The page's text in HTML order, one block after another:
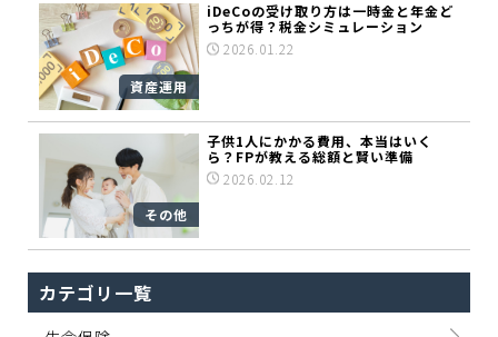
資産運用
iDeCoの受け取り方は一時金と年金ど
っちが得？税金シミュレーション
2026.01.22
その他
子供1人にかかる費用、本当はいく
ら？FPが教える総額と賢い準備
2026.02.12
カテゴリ一覧